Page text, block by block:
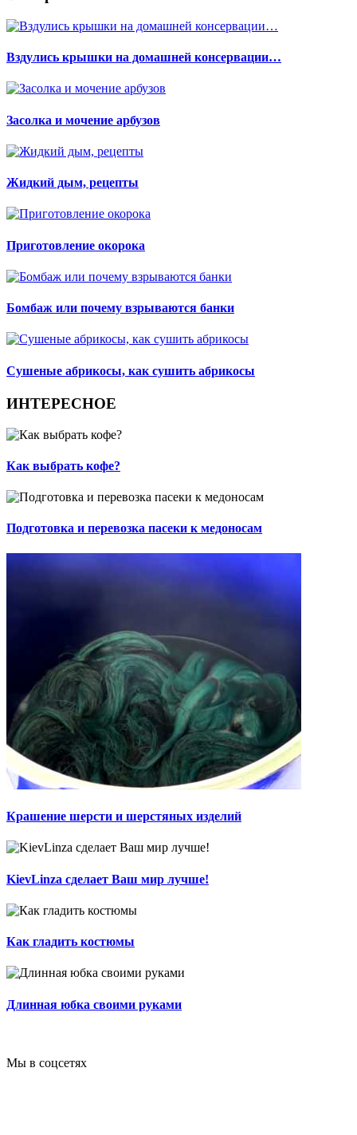
Вздулись крышки на домашней консервации…
Засолка и мочение арбузов
Жидкий дым, рецепты
Приготовление окорока
Бомбаж или почему взрываются банки
Сушеные абрикосы, как сушить абрикосы
ИНТЕРЕСНОЕ
Как выбрать кофе?
Подготовка и перевозка пасеки к медоносам
Крашение шерсти и шерстяных изделий
KievLinza сделает Ваш мир лучше!
Как гладить костюмы
Длинная юбка своими руками
Мы в соцсетях